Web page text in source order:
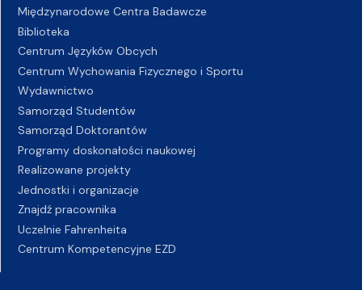
Międzynarodowe Centra Badawcze
Biblioteka
Centrum Języków Obcych
Centrum Wychowania Fizycznego i Sportu
Wydawnictwo
Samorząd Studentów
Samorząd Doktorantów
Programy doskonałości naukowej
Realizowane projekty
Jednostki i organizacje
Znajdź pracownika
Uczelnie Fahrenheita
Centrum Kompetencyjne EZD